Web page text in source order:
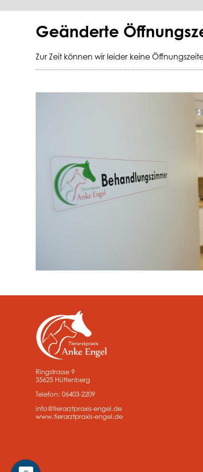
Geänderte
Zur Zeit können wir leider keine
Ringstrasse 9
35625 Hüttenberg
Telefon: 06403-2209
info@tierarztpraxis-engel.de
www.tierarztpraxis-engel.de